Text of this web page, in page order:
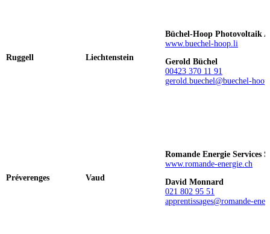
Ruggell Liechtenstein
Büchel-Hoop Photovoltaik
www.buechel-hoop.li
Gerold Büchel
00423 370 11 91
gerold.buechel@buechel-
Préverenges Vaud
Romande Energie Services
www.romande-energie.ch
David Monnard
021 802 95 51
apprentissages@romande-